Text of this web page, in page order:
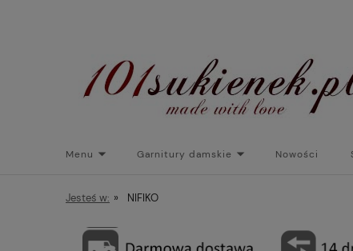
Menu Garnitury damskie Nowości
Torebki do sukienek
Jesteś w: » NIFIKO